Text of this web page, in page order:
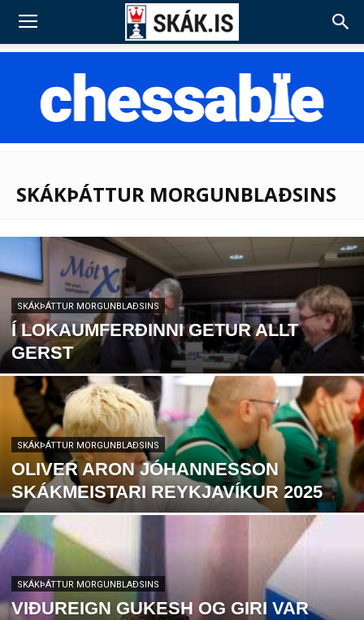
SKÁKÞÁTTUR MORGUNBLAÐSINS
SKÁKÞÁTTUR MORGUNBLAÐSINS
Í LOKAUMFERÐINNI GETUR ALLT
GERST
SKÁKÞÁTTUR MORGUNBLAÐSINS
OLIVER ARON JÓHANNESSON
SKÁKMEISTARI REYKJAVÍKUR 2025
SKÁKÞÁTTUR MORGUNBLAÐSINS
VIÐUREIGN GUKESH OG GIRI VAR